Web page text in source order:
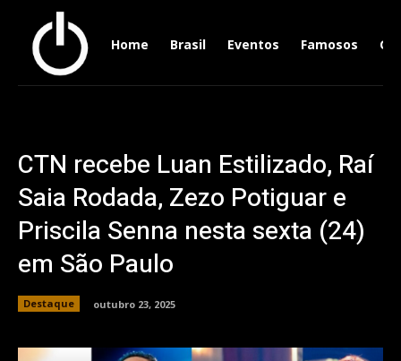
Home Brasil Eventos Famosos
CTN recebe Luan Estilizado, Raí
Saia Rodada, Zezo Potiguar e
Priscila Senna nesta sexta (24)
em São Paulo
Destaque outubro 23, 2025